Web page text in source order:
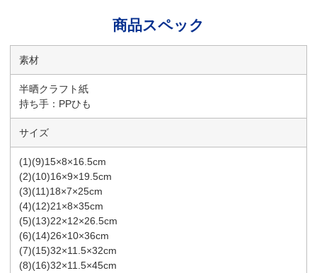
商品スペック
素材
半晒クラフト紙
持ち手：PPひも
サイズ
(1)(9)15×8×16.5cm
(2)(10)16×9×19.5cm
(3)(11)18×7×25cm
(4)(12)21×8×35cm
(5)(13)22×12×26.5cm
(6)(14)26×10×36cm
(7)(15)32×11.5×32cm
(8)(16)32×11.5×45cm